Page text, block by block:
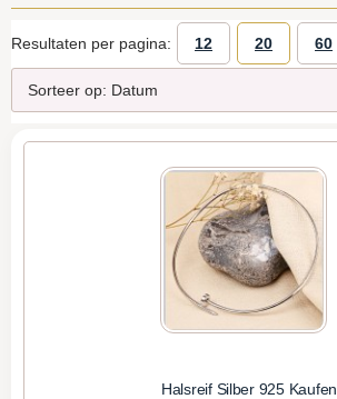
Resultaten per pagina: 12 20 60
Halsreif Silber 925 Kaufen